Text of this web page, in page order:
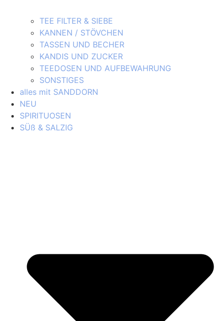
TEE FILTER & SIEBE
KANNEN / STÖVCHEN
TASSEN UND BECHER
KANDIS UND ZUCKER
TEEDOSEN UND AUFBEWAHRUNG
SONSTIGES
alles mit SANDDORN
NEU
SPIRITUOSEN
SÜß & SALZIG